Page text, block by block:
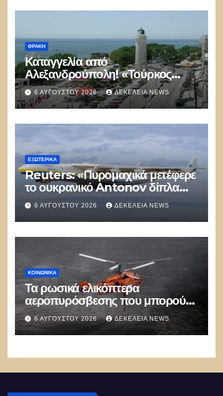
Διευρύνεται
ΘΡΆΚΗ
Καταγγελία από
Αλεξανδρούπολη! «Τούρκος
αστυνομικός επέδειξε ταυτότητα
και έκανε υποδείξεις σε Έλληνα
πολίτη»
6 ΑΥΓΟΎΣΤΟΥ 2026 ΔΕΚΈΛΕΙΑ NEWS
ΕΞΩΤΕΡΙΚΑ
Reuters: «Πυρομαχικά μετέφερε
το ουκρανικό Antonov δίπλα
στο οποίο βρέθηκε το drone στη
Λειψία»
6 ΑΥΓΟΎΣΤΟΥ 2026 ΔΕΚΈΛΕΙΑ NEWS
ΚΟΙΝΩΝΙΚΑ
Τα ρωσικά ελικόπτερα
αεροπυρόσβεσης που μπορούν
να ρίχνουν 5 τόνους νερού με 8
μποφόρ
6 ΑΥΓΟΎΣΤΟΥ 2026 ΔΕΚΈΛΕΙΑ NEWS